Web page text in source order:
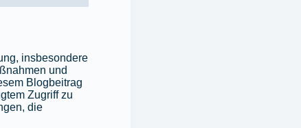
insbesondere
und
Blogbeitrag
Zugriff zu
die